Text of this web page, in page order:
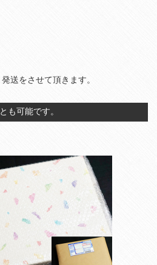
送をさせて頂きます。
も可能です。